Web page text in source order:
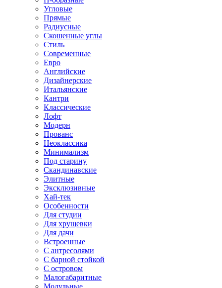
Угловые
Прямые
Радиусные
Скошенные углы
Стиль
Современные
Евро
Английские
Дизайнерские
Итальянские
Кантри
Классические
Лофт
Модерн
Прованс
Неоклассика
Минимализм
Под старину
Скандинавские
Элитные
Эксклюзивные
Хай-тек
Особенности
Для студии
Для хрущевки
Для дачи
Встроенные
С антресолями
С барной стойкой
С островом
Малогабаритные
Модульные